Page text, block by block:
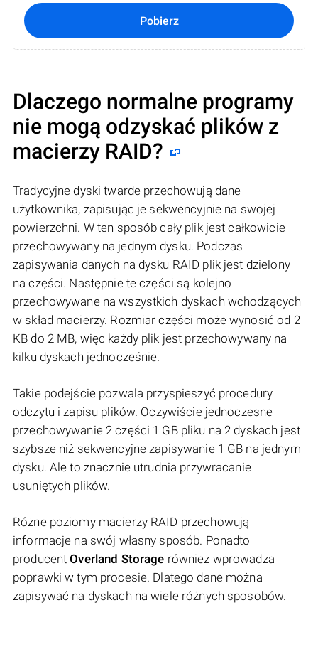
Pobierz
Dlaczego normalne programy
nie mogą odzyskać plików z
macierzy RAID?
Tradycyjne dyski twarde przechowują dane
użytkownika, zapisując je sekwencyjnie na swojej
powierzchni. W ten sposób cały plik jest całkowicie
przechowywany na jednym dysku. Podczas
zapisywania danych na dysku RAID plik jest dzielony
na części. Następnie te części są kolejno
przechowywane na wszystkich dyskach wchodzących
w skład macierzy. Rozmiar części może wynosić od 2
KB do 2 MB, więc każdy plik jest przechowywany na
kilku dyskach jednocześnie.
Takie podejście pozwala przyspieszyć procedury
odczytu i zapisu plików. Oczywiście jednoczesne
przechowywanie 2 części 1 GB pliku na 2 dyskach jest
szybsze niż sekwencyjne zapisywanie 1 GB na jednym
dysku. Ale to znacznie utrudnia przywracanie
usuniętych plików.
Różne poziomy macierzy RAID przechowują
informacje na swój własny sposób. Ponadto
producentOverland Storage również wprowadza
poprawki w tym procesie. Dlatego dane można
zapisywać na dyskach na wiele różnych sposobów.